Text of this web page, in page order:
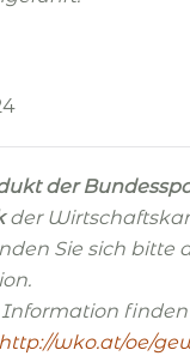
der
der
Sie sich bitte
Information
http://wko.at/oe/